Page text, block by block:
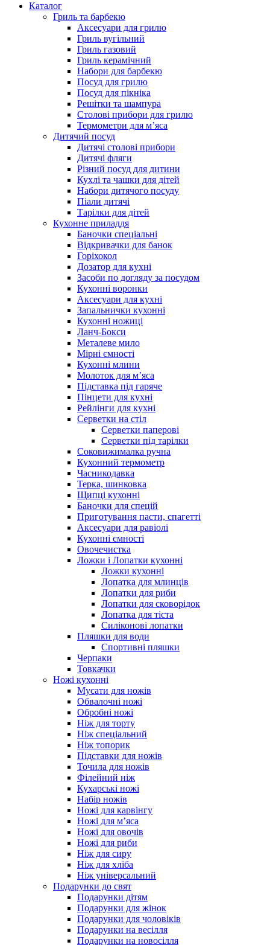
Каталог
Гриль та барбекю
Аксесуари для грилю
Гриль вугільний
Гриль газовий
Гриль керамічний
Набори для барбекю
Посуд для грилю
Посуд для пікніка
Решітки та шампура
Столові прибори для грилю
Термометри для м’яса
Дитячий посуд
Дитячі столові прибори
Дитячі фляги
Різний посуд для дитини
Кухлі та чашки для дітей
Набори дитячого посуду
Піали дитячі
Тарілки для дітей
Кухонне приладдя
Баночки спеціальні
Відкривачки для банок
Горіхокол
Дозатор для кухні
Засоби по догляду за посудом
Кухонні воронки
Аксесуари для кухні
Запальнички кухонні
Кухонні ножиці
Ланч-Бокси
Металеве мило
Мірні ємності
Кухонні млини
Молоток для м’яса
Підставка під гаряче
Пінцети для кухні
Рейлінги для кухні
Серветки на стіл
Серветки паперові
Серветки під тарілки
Соковижималка ручна
Кухонний термометр
Часникодавка
Терка, шинковка
Щипці кухонні
Баночки для спецій
Приготування пасти, спагетті
Аксесуари для равіолі
Кухонні ємності
Овочечистка
Ложки і Лопатки кухонні
Ложки кухонні
Лопатка для млинців
Лопатки для риби
Лопатки для сковорідок
Лопатка для тіста
Силіконові лопатки
Пляшки для води
Спортивні пляшки
Черпаки
Товкачки
Ножі кухонні
Мусати для ножів
Обвалочні ножі
Обробні ножі
Ніж для торту
Ніж спеціальний
Ніж топорик
Підставки для ножів
Точила для ножів
Філейний ніж
Кухарські ножі
Набір ножів
Ножі для карвінгу
Ножі для м’яса
Ножі для овочів
Ножі для риби
Ніж для сиру
Ніж для хліба
Ніж універсальний
Подарунки до свят
Подарунки дітям
Подарунки для жінок
Подарунки для чоловіків
Подарунки на весілля
Подарунки на новосілля